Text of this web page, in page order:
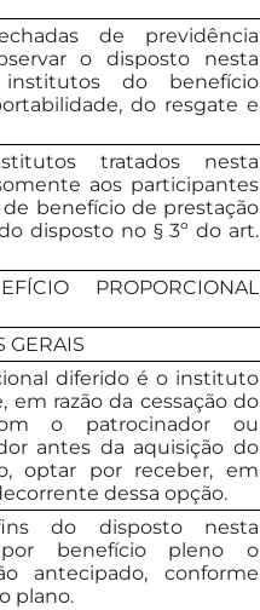
de previdência
o disposto nesta
do benefício
do resgate e
tratados nesta
aos participantes
benefício de prestação
disposto no § 3º do art.
PROPORCIONAL
GERAIS
diferido é o instituto
razão da cessação do
o patrocinador ou
antes da aquisição do
optar por receber, em
dessa opção.
do disposto nesta
por benefício pleno o
antecipado, conforme
plano.